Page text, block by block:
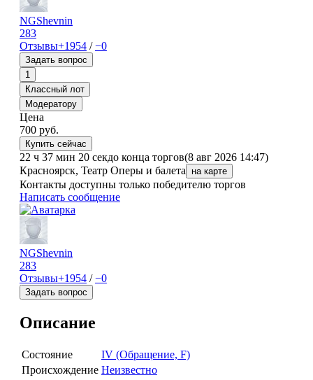
NGShevnin
283
Отзывы+1954/−0
Задать вопрос
1
Классный лот
Модератору
Цена
700 руб.
Купить сейчас
22 ч 37 мин 20 секдо конца торгов(8 авг 2026 14:47)
Красноярск, Театр Оперы и балета
на карте
Контакты доступны только победителю торгов
Написать сообщение
NGShevnin
283
Отзывы+1954/−0
Задать вопрос
Описание
Состояние
IV (Обращение, F)
Происхождение Неизвестно